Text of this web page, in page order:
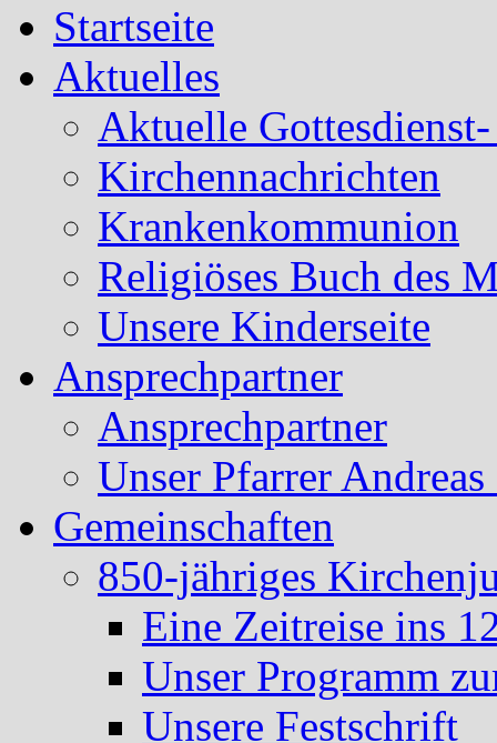
Startseite
Aktuelles
Aktuelle
Kirchennachrichten
Krankenkommunion
Religiöses Buch des
Unsere Kinderseite
Ansprechpartner
Ansprechpartner
Unser Pfarrer
Gemeinschaften
850-jähriges
Eine Zeitreise ins
Unser Programm
Unsere Festschrift